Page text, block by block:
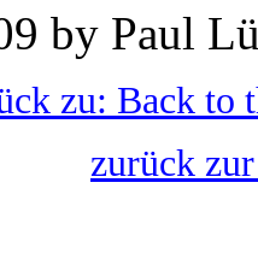
by Paul
zu: Back to
zurück